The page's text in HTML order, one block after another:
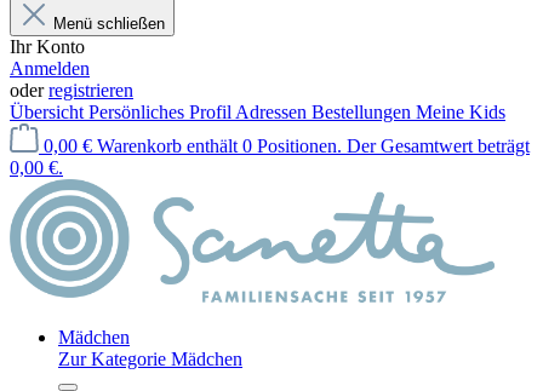
Menü schließen
Ihr Konto
Anmelden
oderregistrieren
Übersicht Persönliches Profil Adressen Bestellungen Meine Kids
0,00 € Warenkorb enthält 0 Positionen. Der Gesamtwert beträgt
0,00 €.
Mädchen
Zur Kategorie Mädchen